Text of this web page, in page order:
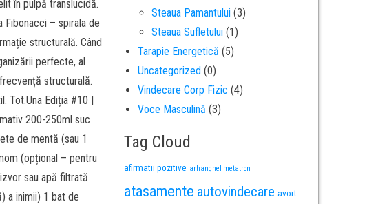
în pulpă translucidă.
Fibonacci – spirala de
structurală. Când
perfecte, al
structurală.
Tot.Una Ediția #10 |
200-250ml suc
de mentă (sau 1
(opțional – pentru
sau apă filtrată
a inimii) 1 bat de
Steaua Pamantului (3)
Steaua Sufletului (1)
Tarapie Energetică (5)
Uncategorized (0)
Vindecare Corp Fizic (4)
Voce Masculină (3)
Tag Cloud
afirmatii pozitive arhanghel metatron
atasamente autovindecare avort